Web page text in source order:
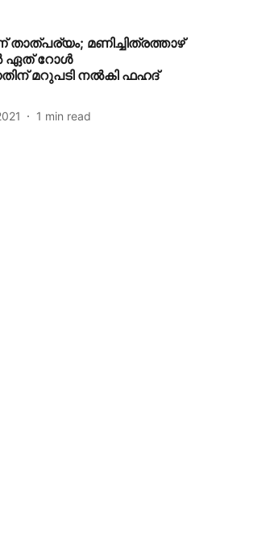
താത്പര്യം; മണിച്ചിത്രത്താഴ്
ഏത് റോൾ
മറുപടി നൽകി ഫഹദ്
1 min read